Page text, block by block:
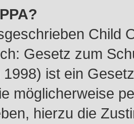
Child
Gesetz zum
ist ein
möglicherweise
hierzu die